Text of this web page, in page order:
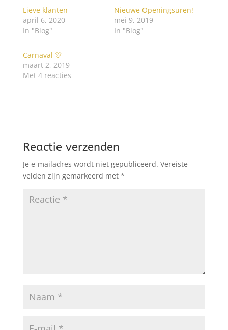
Lieve klanten
april 6, 2020
In "Blog"
Nieuwe Openingsuren!
mei 9, 2019
In "Blog"
Carnaval 🎊
maart 2, 2019
Met 4 reacties
Reactie verzenden
Je e-mailadres wordt niet gepubliceerd. Vereiste
velden zijn gemarkeerd met *